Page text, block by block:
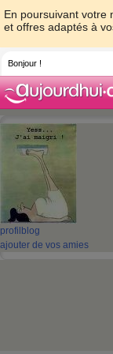
En poursuivant votre
et offres adaptés à
Bonjour !
profil blog
ajouter de vos amies